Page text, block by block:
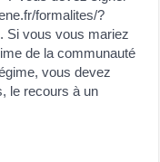
formalites/?
Si vous vous mariez
de la communauté
vous devez
le recours à un